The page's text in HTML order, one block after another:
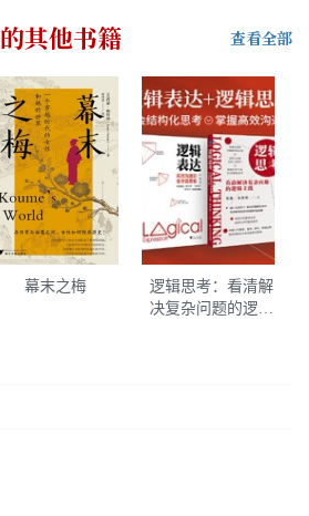
的其他书籍 查看全部
幕末之梅
逻辑思考：看清解
决复杂问题的逻辑